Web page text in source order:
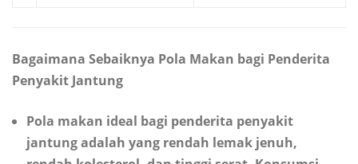
Bagaimana Sebaiknya Pola Makan bagi Penderita
Penyakit Jantung
Pola makan ideal bagi penderita penyakit
jantung adalah yang rendah lemak jenuh,